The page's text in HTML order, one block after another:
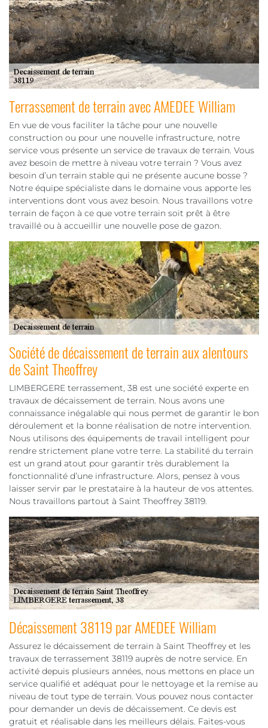
Terrassement de terrain avec AMEDEE William
En vue de vous faciliter la tâche pour une nouvelle
construction ou pour une nouvelle infrastructure, notre
service vous présente un service de travaux de terrain. Vous
avez besoin de mettre à niveau votre terrain ? Vous avez
besoin d’un terrain stable qui ne présente aucune bosse ?
Notre équipe spécialiste dans le domaine vous apporte les
interventions dont vous avez besoin. Nous travaillons votre
terrain de façon à ce que votre terrain soit prêt à être
travaillé ou à accueillir une nouvelle pose de gazon.
Société de décaissement de terrain aux alentours
de Saint Theoffrey
LIMBERGERE terrassement, 38 est une société experte en
travaux de décaissement de terrain. Nous avons une
connaissance inégalable qui nous permet de garantir le bon
déroulement et la bonne réalisation de notre intervention.
Nous utilisons des équipements de travail intelligent pour
rendre strictement plane votre terre. La stabilité du terrain
est un grand atout pour garantir très durablement la
fonctionnalité d’une infrastructure. Alors, pensez à vous
laisser servir par le prestataire à la hauteur de vos attentes.
Nous travaillons partout à Saint Theoffrey 38119.
Décaissement 38119 par AMEDEE William
Assurez le décaissement de terrain à Saint Theoffrey et les
travaux de terrassement 38119 auprès de notre service. En
activité depuis plusieurs années, nous mettons en place un
service qualifié et adéquat pour le nettoyage et la remise au
niveau de tout type de terrain. Vous pouvez nous contacter
pour demander un devis de décaissement. Ce devis est
gratuit et réalisable dans les meilleurs délais. Faites-vous